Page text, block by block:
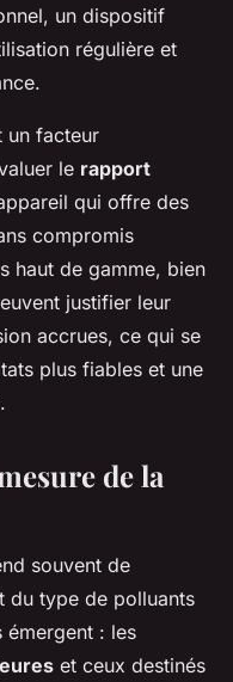
un dispositif
régulière et
un facteur
le rapport
qui offre des
compromis
haut de gamme, bien
justifier leur
accrues, ce qui se
plus fiables et une
de la
souvent de
du type de polluants
émergent : les
et ceux destinés